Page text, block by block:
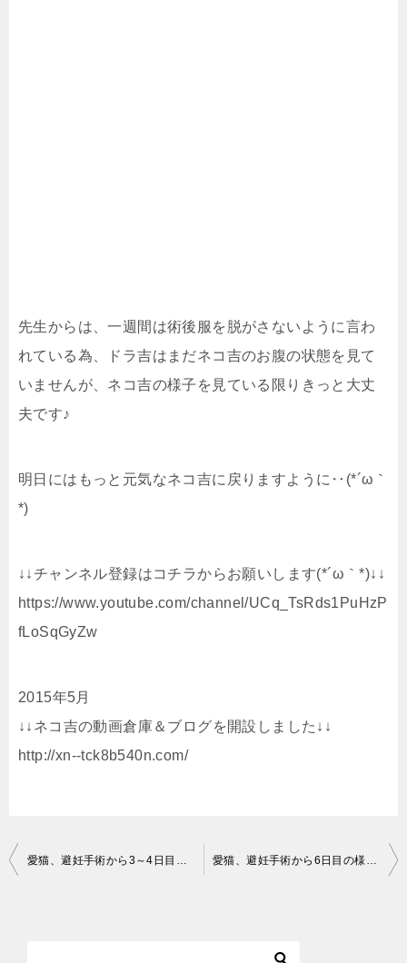
先生からは、一週間は術後服を脱がさないように言わ
れている為、ドラ吉はまだネコ吉のお腹の状態を見て
いませんが、ネコ吉の様子を見ている限りきっと大丈
夫です♪
明日にはもっと元気なネコ吉に戻りますように‥(*´ω｀
*)
↓↓チャンネル登録はコチラからお願いします(*´ω｀*)↓↓
https://www.youtube.com/channel/UCq_TsRds1PuHzP
fLoSqGyZw
2015年5月
↓↓ネコ吉の動画倉庫＆ブログを開設しました↓↓
http://xn--tck8b540n.com/
投
愛猫、避妊手術から3～4日目の様子 ネコ吉、ご飯とおトイレは大丈夫？ Between 3rd and 4th day after the surgery 愛猫、避妊手術から6日目の様子 すっかり回復したネコ吉(´∀｀*) The 6th day after the surgery. Neko-Cat being recovered completely